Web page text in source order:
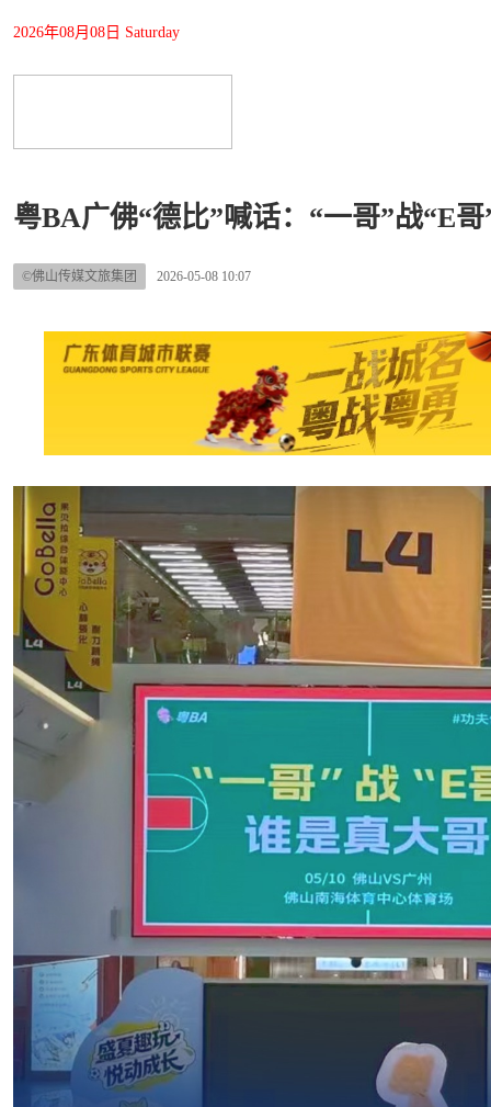
2026年08月08日 Saturday
粤BA广佛“德比”喊话：“一哥”战“E
©佛山传媒文旅集团 2026-05-08 10:07